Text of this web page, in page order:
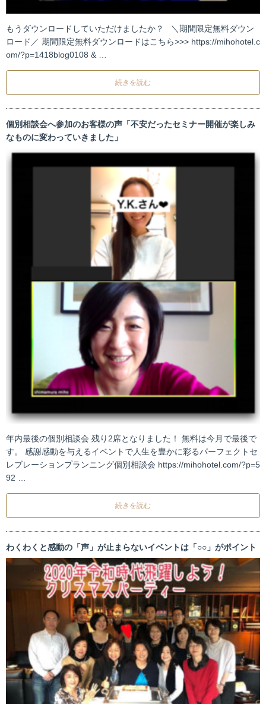
もうダウンロードしていただけましたか？ ＼期間限定無料ダウン
ロード／ 期間限定無料ダウンロードはこちら>>> https://mihohotel.c
om/?p=1418blog0108 & …
続きを読む
個別相談会へ参加のお客様の声「不安だったセミナー開催が楽しみ
なものに変わっていきました」
年内最後の個別相談会 残り2席となりました！ 無料は今月で最後で
す。 感謝感動を与えるイベントで人生を豊かに彩るパーフェクトセ
レブレーションプランニング個別相談会 https://mihohotel.com/?p=5
92 …
続きを読む
わくわくと感動の「声」が止まらないイベントは「○○」がポイント